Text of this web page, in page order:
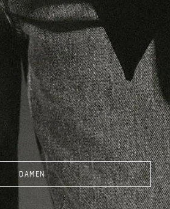
DAMEN